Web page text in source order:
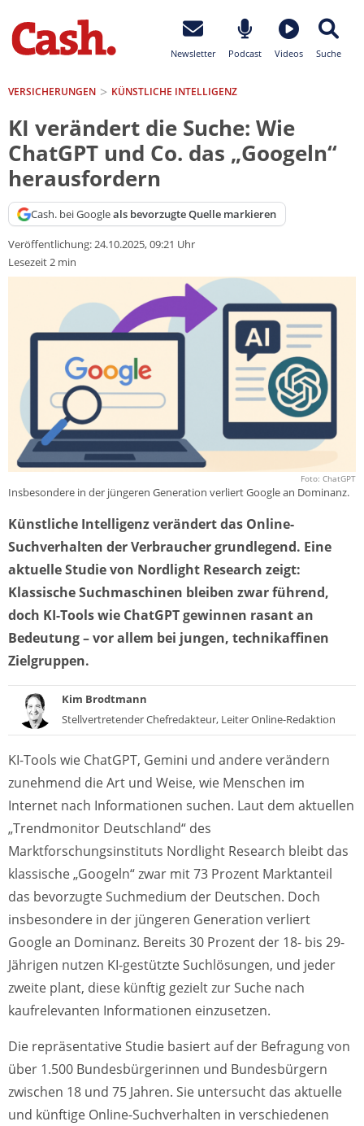
Newsletter Podcast Videos Suche
VERSICHERUNGEN KÜNSTLICHE INTELLIGENZ
KI verändert die Suche: Wie
ChatGPT und Co. das „Googeln“
herausfordern
Cash. bei Googleals bevorzugte Quelle markieren
Veröffentlichung:24.10.2025, 09:21 Uhr
Lesezeit 2 min
Foto: ChatGPT
Insbesondere in der jüngeren Generation verliert Google an Dominanz.
Künstliche Intelligenz verändert das Online-
Suchverhalten der Verbraucher grundlegend. Eine
aktuelle Studie von Nordlight Research zeigt:
Klassische Suchmaschinen bleiben zwar führend,
doch KI-Tools wie ChatGPT gewinnen rasant an
Bedeutung – vor allem bei jungen, technikaffinen
Zielgruppen.
Kim Brodtmann
Stellvertretender Chefredakteur, Leiter Online-Redaktion
KI-Tools wie ChatGPT, Gemini und andere verändern
zunehmend die Art und Weise, wie Menschen im
Internet nach Informationen suchen. Laut dem aktuellen
„Trendmonitor Deutschland“ des
Marktforschungsinstituts Nordlight Research bleibt das
klassische „Googeln“ zwar mit 73 Prozent Marktanteil
das bevorzugte Suchmedium der Deutschen. Doch
insbesondere in der jüngeren Generation verliert
Google an Dominanz. Bereits 30 Prozent der 18- bis 29-
Jährigen nutzen KI-gestützte Suchlösungen, und jeder
zweite plant, diese künftig gezielt zur Suche nach
kaufrelevanten Informationen einzusetzen.
Die repräsentative Studie basiert auf der Befragung von
über 1.500 Bundesbürgerinnen und Bundesbürgern
zwischen 18 und 75 Jahren. Sie untersucht das aktuelle
und künftige Online-Suchverhalten in verschiedenen